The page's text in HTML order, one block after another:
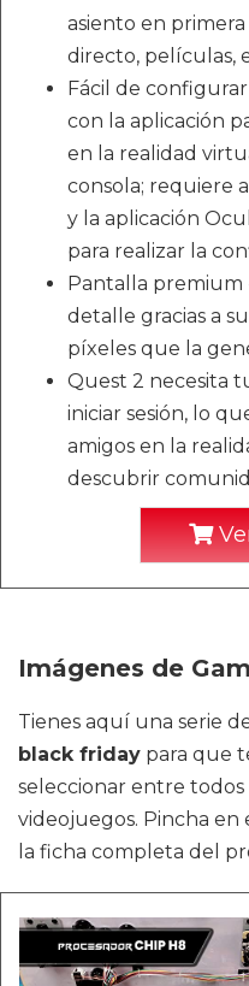
asiento en
directo, películas,
Fácil de
con la aplicación
en la realidad
consola; requiere
y la aplicación
para realizar la
Pantalla premium
detalle gracias a
píxeles que la
Quest 2 necesita
iniciar sesión, lo
amigos en la
descubrir
Imágenes de
Tienes aquí una serie
black friday para que
seleccionar entre
videojuegos. Pincha en
la ficha completa del